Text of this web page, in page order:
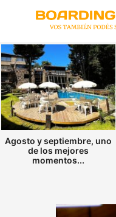
Agosto y septiembre, uno
de los mejores
momentos...